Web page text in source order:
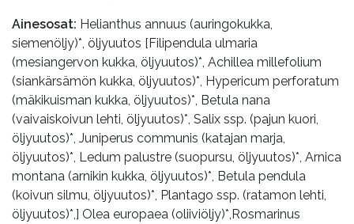
Ainesosat: Helianthus annuus (auringokukka,
siemenöljy)*, öljyuutos [Filipendula ulmaria
(mesiangervon kukka, öljyuutos)*, Achillea millefolium
(siankärsämön kukka, öljyuutos)*, Hypericum perforatum
(mäkikuisman kukka, öljyuutos)*, Betula nana
(vaivaiskoivun lehti, öljyuutos)*, Salix ssp. (pajun kuori,
öljyuutos)*, Juniperus communis (katajan marja,
öljyuutos)*, Ledum palustre (suopursu, öljyuutos)*, Arnica
montana (arnikin kukka, öljyuutos)*, Betula pendula
(koivun silmu, öljyuutos)*, Plantago ssp. (ratamon lehti,
öljyuutos)*,] Olea europaea (oliiviöljy)*,Rosmarinus